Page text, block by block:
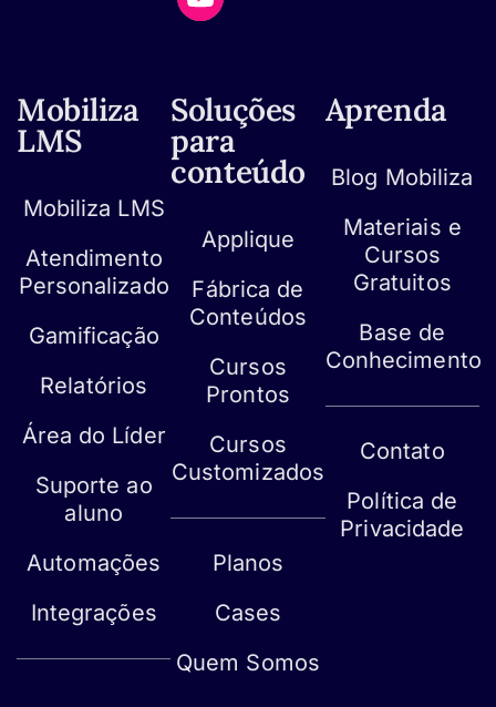
Mobiliza
LMS
Mobiliza LMS
Atendimento
Personalizado
Gamificação
Relatórios
Área do Líder
Suporte ao
aluno
Automações
Integrações
Soluções
para
conteúdo
Applique
Fábrica de
Conteúdos
Cursos
Prontos
Cursos
Customizados
Planos
Cases
Quem Somos
Aprenda
Blog Mobiliza
Materiais e
Cursos
Gratuitos
Base de
Conhecimento
Contato
Política de
Privacidade